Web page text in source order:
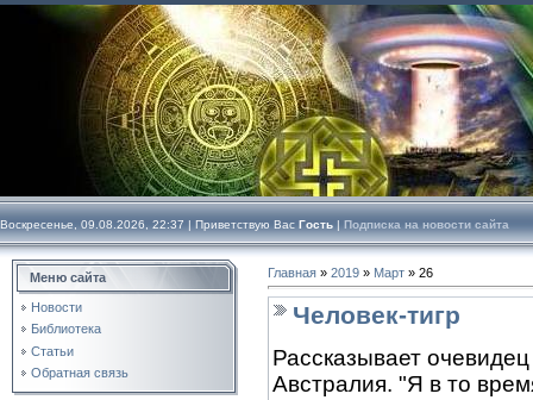
Воскресенье, 09.08.2026, 22:37 | Приветствую Вас Гость | Подписка на новости сайта
Меню сайта
Новости
Библиотека
Статьи
Обратная связь
Главная » 2019 » Март » 26
Человек-тигр
Рассказывает
Австралия. "Я в то